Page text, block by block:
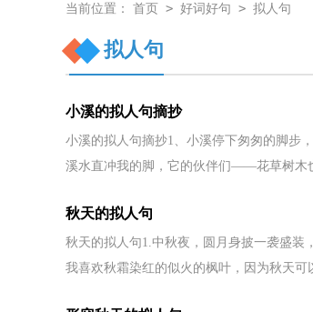
工作方案
当前位置： 首页 > 好词好句 > 拟人句
拟人句
小溪的拟人句摘抄
小溪的拟人句摘抄1、小溪停下匆匆的脚步
溪水直冲我的脚，它的伙伴们——花草树木
秋天的拟人句
秋天的拟人句1.中秋夜，圆月身披一袭盛装
我喜欢秋霜染红的似火的枫叶，因为秋天可